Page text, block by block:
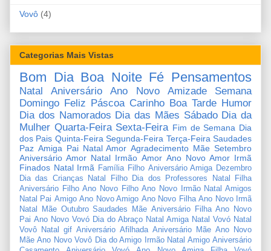
Vovô (4)
Categorias Mais Vistas
Bom Dia Boa Noite Fé Pensamentos
Natal Aniversário Ano Novo Amizade
Semana
Domingo Feliz Páscoa Carinho Boa Tarde Humor
Dia dos Namorados Dia das Mães Sábado Dia da
Mulher Quarta-Feira Sexta-Feira Fim de Semana Dia
dos Pais Quinta-Feira Segunda-Feira Terça-Feira Saudades
Paz Amiga Pai Natal Amor Agradecimento Mãe Setembro
Aniversário Amor Natal Irmão Amor Ano Novo Amor Irmã
Finados Natal Irmã Família Filho Aniversário Amiga Dezembro
Dia das Crianças
Natal Filho Dia dos Professores
Natal Filha
Aniversário Filho Ano Novo Filho Ano Novo Irmão Natal Amigos
Natal Pai Amigo Ano Novo Amigo Ano Novo Filha Ano Novo Irmã
Natal Mãe Outubro Saudades Mãe Aniversário Filha Ano Novo
Pai Ano Novo Vovó Dia do Abraço Natal Amiga Natal Vovó Natal
Vovô
Natal gif Aniversário Afilhada Aniversário Mãe Ano Novo
Mãe Ano Novo Vovô Dia do Amigo Irmão Natal Amigo Aniversário